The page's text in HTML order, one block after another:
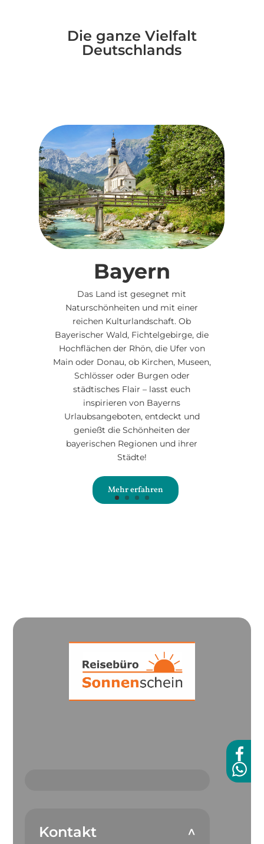
Die ganze Vielfalt
Deutschlands
Bayern
Das Land ist gesegnet mit
Naturschönheiten und mit einer
reichen Kulturlandschaft. Ob
Bayerischer Wald, Fichtelgebirge, die
Hochflächen der Rhön, die Ufer von
Main oder Donau, ob Kirchen, Museen,
Schlösser oder Burgen oder
städtisches Flair – lasst euch
inspirieren von Bayerns
Urlaubsangeboten, entdeckt und
genießt die Schönheiten der
bayerischen Regionen und ihrer
Städte!
Mehr erfahren
Kontakt